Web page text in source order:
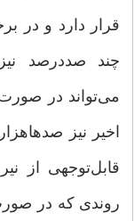
قرار دارد و در
چند صد‌درصد
می‌تواند در
اخیر نیز
قابل‌توجهی از
روندی که در